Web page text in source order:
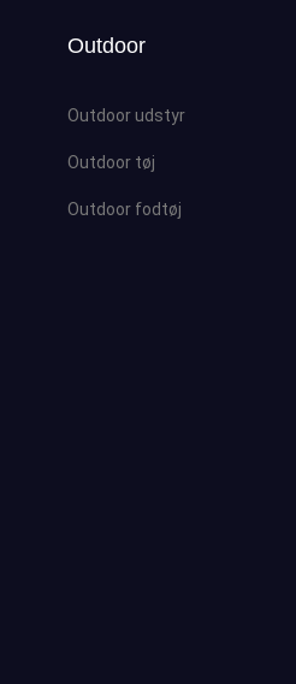
Outdoor
Outdoor udstyr
Outdoor tøj
Outdoor fodtøj